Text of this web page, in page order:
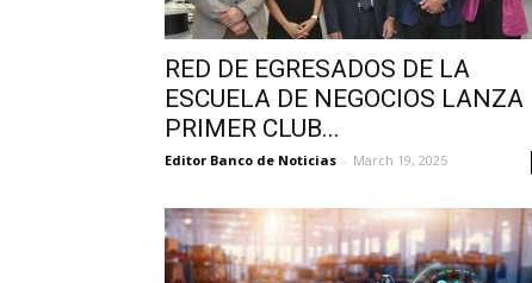
RED DE EGRESADOS DE LA
ESCUELA DE NEGOCIOS LANZA
PRIMER CLUB...
Editor Banco de Noticias - March 19, 2025